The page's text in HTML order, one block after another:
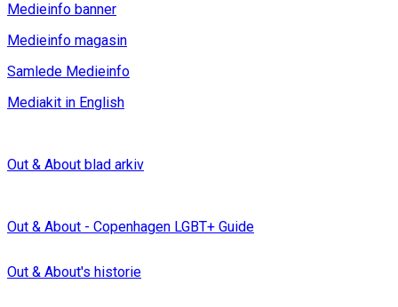
Medieinfo banner
Medieinfo magasin
Samlede Medieinfo
Mediakit in English
Out & About blad arkiv
Out & About - Copenhagen LGBT+ Guide
Out & About's historie